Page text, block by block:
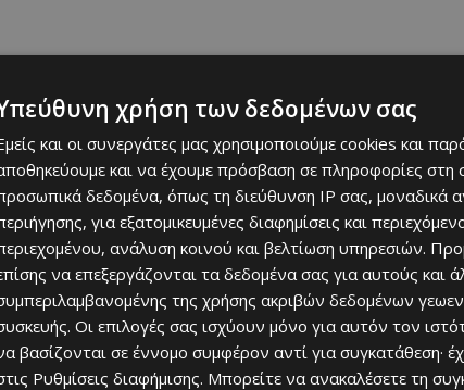
«Συνηχήσεις»
προτείνει ένα πρωτότυπο μουσικό ταξίδι μέσα
quartet » και του Φωνητικού Συνόλου «Κάλεσμα»
με
πολυφωνικό ηχητικό σώμα, αναδεικνύοντας την
εξάφωνο Φωνητικό Σύνολο «Κάλεσμα» λειτουργεί ως
από πολυφωνικές προσεγγίσεις.
χρήση των δεδομένων σας
και οι συνεργάτες μας χρησιμοποιούμε cookies και
και να έχουμε πρόσβαση σε πληροφορίες στη
δεδομένα, όπως τη διεύθυνση IP σας, μοναδικά
για εξατομικευμένες διαφημίσεις και
ανάλυση κοινού και βελτίωση υπηρεσιών.
να επεξεργάζονται τα δεδομένα σας για αυτούς και
της χρήσης ακριβών δεδομένων
Οι επιλογές σας ισχύουν μόνο για αυτόν τον
βασίζονται σε έννομο συμφέρον αντί για συγκατάθεση·
Ρυθμίσεις διαφήμισης. Μπορείτε να ανακαλέσετε τη